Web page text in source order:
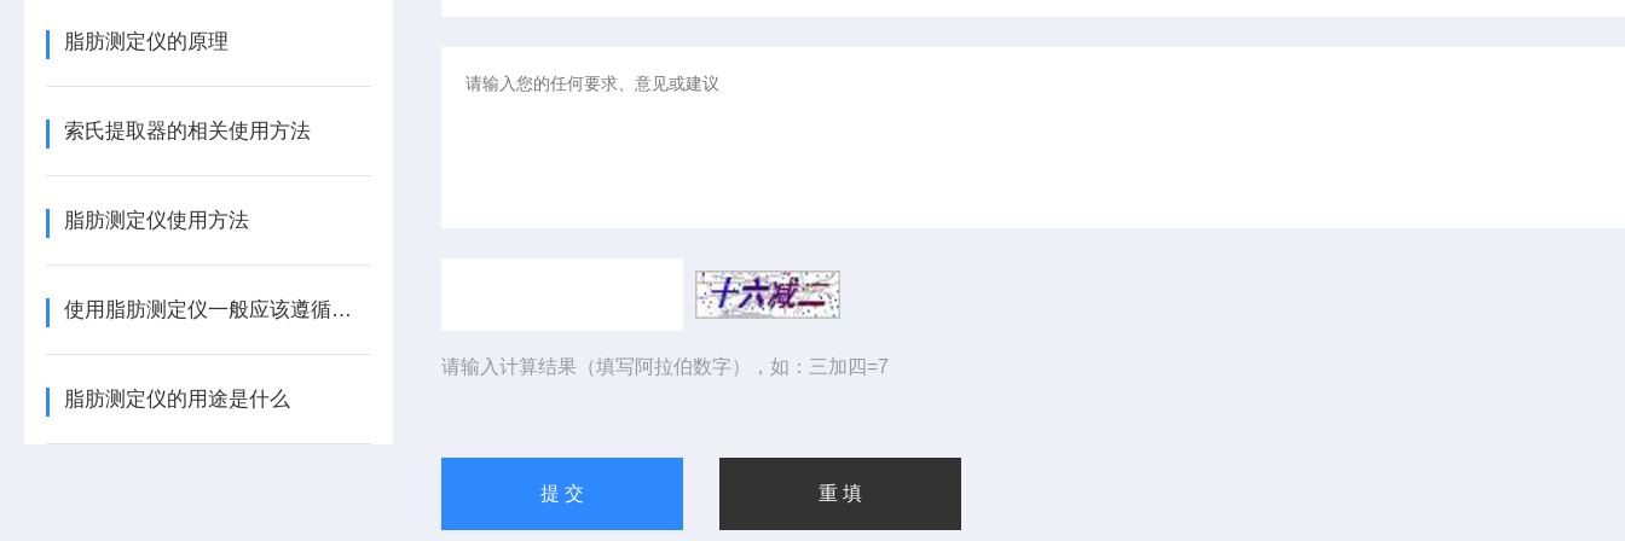
脂肪测定仪的原理
索氏提取器的相关使用方法
脂肪测定仪使用方法
使用脂肪测定仪一般应该遵循的基本原则
脂肪测定仪的用途是什么
请输入计算结果（填写阿拉伯数字），如：三加四=7